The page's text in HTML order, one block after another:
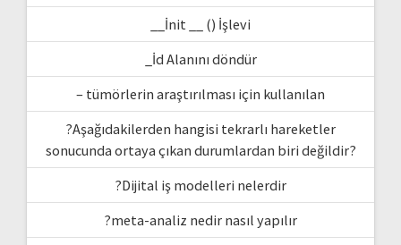
__İnit __ () İşlevi
_İd Alanını döndür
– tümörlerin araştırılması için kullanılan
?Aşağıdakilerden hangisi tekrarlı hareketler
sonucunda ortaya çıkan durumlardan biri değildir?
?Dijital iş modelleri nelerdir
?meta-analiz nedir nasıl yapılır